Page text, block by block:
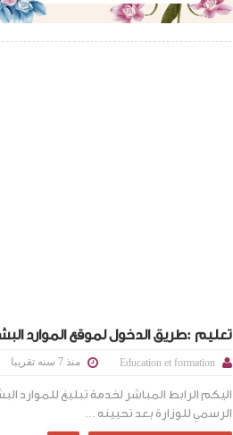
تعليم :طريق الدخول لموقع الموارد
Education et formation منذ 7 سنه تقريبا
اليكم الرابط المباشر لخدمة تبليغ للموارد
الرسمي للوزارة بعد تحيينه ...